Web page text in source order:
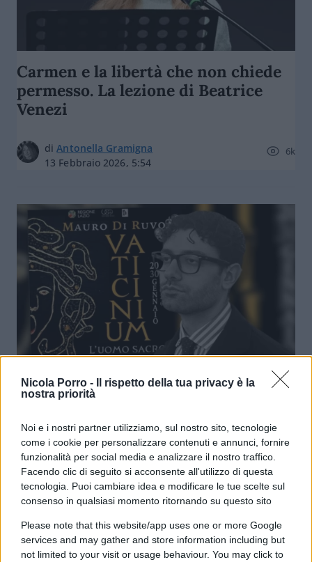
Nicola Porro -
Il rispetto della tua privacy è la
nostra priorità
Noi e i nostri partner utilizziamo, sul nostro sito, tecnologie
come i cookie per personalizzare contenuti e annunci, fornire
funzionalità per social media e analizzare il nostro traffico.
Facendo clic di seguito si acconsente all'utilizzo di questa
tecnologia. Puoi cambiare idea e modificare le tue scelte sul
consenso in qualsiasi momento ritornando su questo sito
Please note that this website/app uses one or more Google
services and may gather and store information including but
not limited to your visit or usage behaviour. You may click to
Carmen e la libertà che non chiede
permesso. La lezione di Beatrice
Venezi
diAntonella Gramigna
13 Febbraio 2026, 5:54
6k
Vaticano, una mostra tutta da
scoprire
25 Gennaio 2026, 16:10 5.2k